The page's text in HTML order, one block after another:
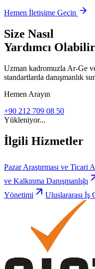
Hemen İletişime Geçin
Size Nasıl
Yardımcı
Uzman kadromuzla Ar-Ge
standartlarda danışmanlık
Hemen Arayın
+90 212 709 08 50
Yükleniyor...
İlgili Hizmetler
Pazar Araştırması ve Ticari
ve Kalkınma Danışmanlığı
Yönetimi
Uluslararası İş